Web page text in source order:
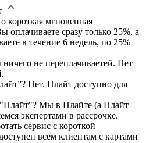
короткая мгновенная
оплачиваете сразу только 25%, а
в течение 6 недель, по 25%
не переплачиваетей. Нет
Нет. Плайт доступно для
Мы в Плайте (а Плайт
экспертами в рассрочке.
сервис с короткой
всем клиентам с картами